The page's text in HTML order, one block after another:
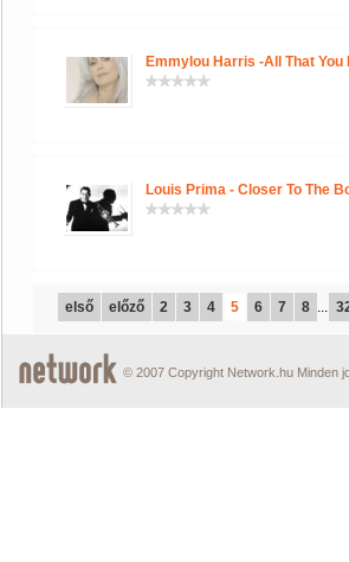
Emmylou Harris -All That You
Louis Prima - Closer To The
első előző 2 3 4 5 6 7 8 ...
© 2007 Copyright Network.hu Minden